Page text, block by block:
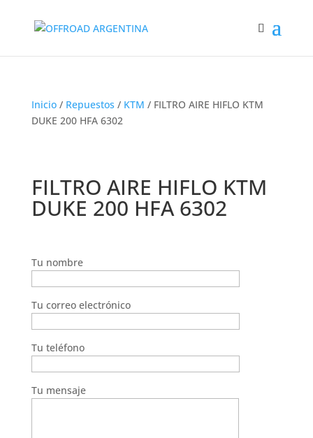
Inicio/ Repuestos / KTM / FILTRO AIRE HIFLO KTM
DUKE 200 HFA 6302
FILTRO AIRE HIFLO KTM
DUKE 200 HFA 6302
Tu nombre
Tu correo electrónico
Tu teléfono
Tu mensaje